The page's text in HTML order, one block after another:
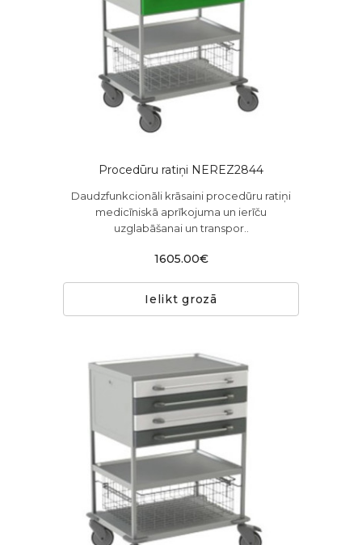
Procedūru ratiņi NEREZ2844
Daudzfunkcionāli krāsaini procedūru ratiņi
medicīniskā aprīkojuma un ierīču
uzglabāšanai un transpor..
1605.00€
Ielikt grozā